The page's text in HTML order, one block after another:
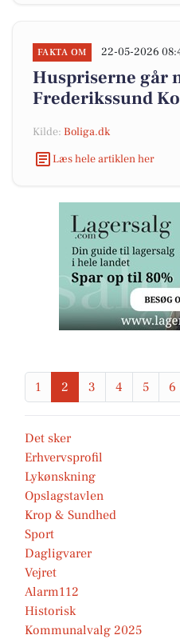
FAKTA OM 22-05-2026
Huspriserne går
Frederikssund
Kilde: Boliga.dk
Læs hele artiklen her
1 2 3 4 5 6
Det sker
Erhvervsprofil
Lykønskning
Opslagstavlen
Krop & Sundhed
Sport
Dagligvarer
Vejret
Alarm112
Historisk
Kommunalvalg 2025